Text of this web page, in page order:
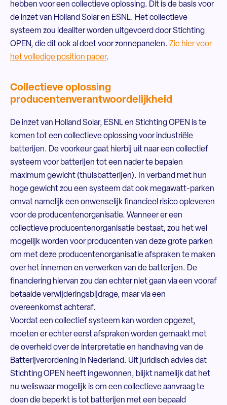
hebben voor een collectieve oplossing. Dit is de basis voor
de inzet van Holland Solar en ESNL. Het collectieve
systeem zou idealiter worden uitgevoerd door Stichting
OPEN, die dit ook al doet voor zonnepanelen. Zie hier voor
het volledige position paper.
Collectieve oplossing
producentenverantwoordelijkheid
De inzet van Holland Solar, ESNL en Stichting OPEN is te
komen tot een collectieve oplossing voor industriële
batterijen. De voorkeur gaat hierbij uit naar een collectief
systeem voor batterijen tot een nader te bepalen
maximum gewicht (thuisbatterijen). In verband met hun
hoge gewicht zou een systeem dat ook megawatt-parken
omvat namelijk een onwenselijk financieel risico opleveren
voor de producentenorganisatie. Wanneer er een
collectieve producentenorganisatie bestaat, zou het wel
mogelijk worden voor producenten van deze grote parken
om met deze producentenorganisatie afspraken te maken
over het innemen en verwerken van de batterijen. De
financiering hiervan zou dan echter niet gaan via een vooraf
betaalde verwijderingsbijdrage, maar via een
overeenkomst achteraf.
Voordat een collectief systeem kan worden opgezet,
moeten er echter eerst afspraken worden gemaakt met
de overheid over de interpretatie en handhaving van de
Batterijverordening in Nederland. Uit juridisch advies dat
Stichting OPEN heeft ingewonnen, blijkt namelijk dat het
nu weliswaar mogelijk is om een collectieve aanvraag te
doen die beperkt is tot batterijen met een bepaald